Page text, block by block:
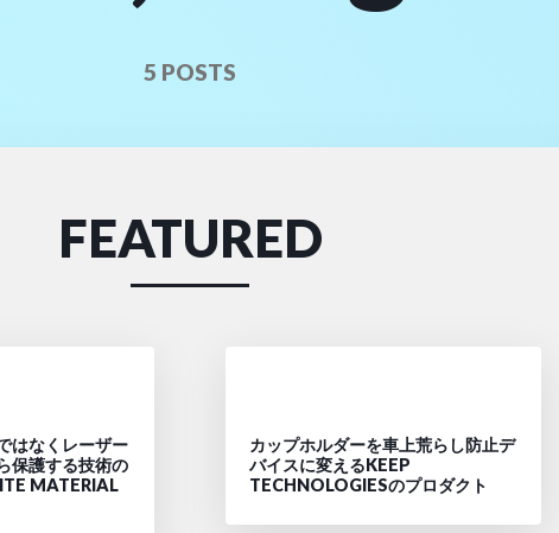
5 POSTS
FEATURED
はなくレーザー
保護する技術の
MATERIAL
カップホルダーを車上荒らし防止デ
バイスに変えるKEEP
TECHNOLOGIESのプロダクト